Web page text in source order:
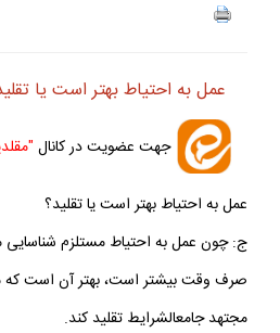
عمل به احتياط بهتر است يا
جهت عضويت در كانال
عمل به احتياط بهتر است يا تقليد؟
ج: چون عمل به احتياط مستلزم شناسايى
صرف وقت بيشتر است، بهتر آن است كه
مجتهد جامع‏الشرايط تقليد كند.